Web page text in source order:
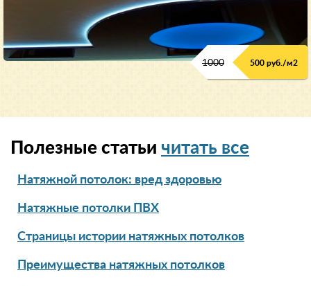
1000 500 руб./м2
Полезные статьи читать все
Натяжной потолок: вред здоровью
Натяжные потолки ПВХ
Страницы истории натяжных потолков
Преимущества натяжных потолков